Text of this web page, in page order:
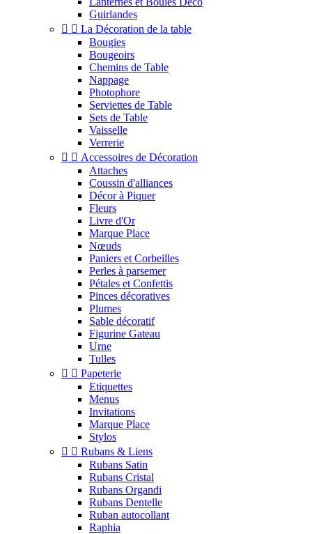
Guirlandes
  La Décoration de la table
Bougies
Bougeoirs
Chemins de Table
Nappage
Photophore
Serviettes de Table
Sets de Table
Vaisselle
Verrerie
  Accessoires de Décoration
Attaches
Coussin d'alliances
Décor à Piquer
Fleurs
Livre d'Or
Marque Place
Nœuds
Paniers et Corbeilles
Perles à parsemer
Pétales et Confettis
Pinces décoratives
Plumes
Sable décoratif
Figurine Gateau
Urne
Tulles
  Papeterie
Etiquettes
Menus
Invitations
Marque Place
Stylos
  Rubans & Liens
Rubans Satin
Rubans Cristal
Rubans Organdi
Rubans Dentelle
Ruban autocollant
Raphia